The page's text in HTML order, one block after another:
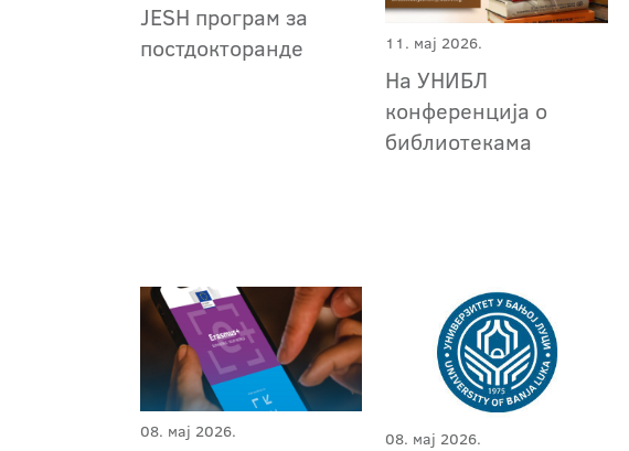
JESH програм за
постдокторанде
11. мај 2026.
На УНИБЛ
конференција о
библиотекама
08. мај 2026. 08. мај 2026.